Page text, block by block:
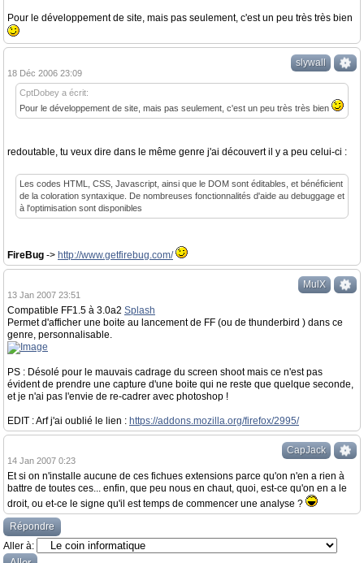
Pour le développement de site, mais pas seulement, c'est un peu très très bien
slywall
18 Déc 2006 23:09
CptDobey a écrit:
Pour le développement de site, mais pas seulement, c'est un peu très très bien
redoutable, tu veux dire dans le même genre j'ai découvert il y a peu celui-ci :
Les codes HTML, CSS, Javascript, ainsi que le DOM sont éditables, et bénéficient
de la coloration syntaxique. De nombreuses fonctionnalités d'aide au debuggage et
à l'optimisation sont disponibles
FireBug -> http://www.getfirebug.com/
MulX
13 Jan 2007 23:51
Compatible FF1.5 à 3.0a2 Splash
Permet d'afficher une boite au lancement de FF (ou de thunderbird ) dans ce
genre, personnalisable.
PS : Désolé pour le mauvais cadrage du screen shoot mais ce n'est pas
évident de prendre une capture d'une boite qui ne reste que quelque seconde,
et je n'ai pas l'envie de re-cadrer avec photoshop !
EDIT : Arf j'ai oublié le lien : https://addons.mozilla.org/firefox/2995/
CapJack
14 Jan 2007 0:23
Et si on n'installe aucune de ces fichues extensions parce qu'on n'en a rien à
battre de toutes ces... enfin, que peu nous en chaut, quoi, est-ce qu'on en a le
droit, ou et-ce le signe qu'il est temps de commencer une analyse ?
Répondre
Aller à: